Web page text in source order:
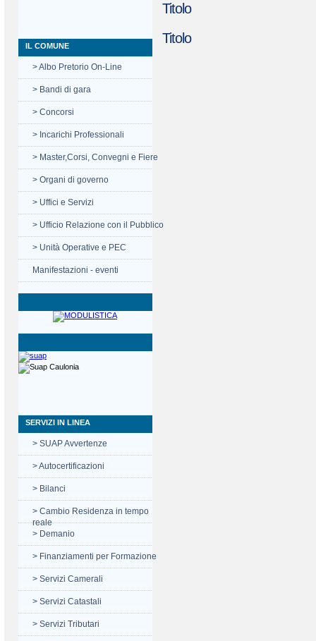
Titolo
Titolo
IL COMUNE
> Albo Pretorio On-Line
> Bandi di gara
> Concorsi
> Incarichi Professionali
> Master,Corsi, Convegni e Fiere
> Organi di governo
> Uffici e Servizi
> Ufficio Relazione con il Pubblico
> Unità Operative e PEC
Manifestazioni - eventi
SERVIZI IN LINEA
> SUAP Avvertenze
> Autocertificazioni
> Bilanci
> Cambio Residenza in tempo
reale
> Demanio
> Finanziamenti per Formazione
> Servizi Camerali
> Servizi Catastali
> Servizi Tributari